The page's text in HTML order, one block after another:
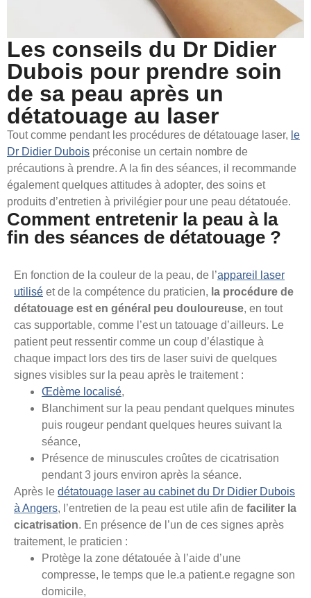
Les conseils du Dr Didier
Dubois pour prendre soin
de sa peau après un
détatouage au laser
Tout comme pendant les procédures de détatouage laser, le
Dr Didier Dubois préconise un certain nombre de
précautions à prendre. A la fin des séances, il recommande
également quelques attitudes à adopter, des soins et
produits d’entretien à privilégier pour une peau détatouée.
Comment entretenir la peau à la
fin des séances de détatouage ?
En fonction de la couleur de la peau, de l’appareil laser
utilisé et de la compétence du praticien, la procédure de
détatouage est en général peu douloureuse, en tout
cas supportable, comme l’est un tatouage d’ailleurs. Le
patient peut ressentir comme un coup d’élastique à
chaque impact lors des tirs de laser suivi de quelques
signes visibles sur la peau après le traitement :
Œdème localisé,
Blanchiment sur la peau pendant quelques minutes
puis rougeur pendant quelques heures suivant la
séance,
Présence de minuscules croûtes de cicatrisation
pendant 3 jours environ après la séance.
Après le détatouage laser au cabinet du Dr Didier Dubois
à Angers, l’entretien de la peau est utile afin de faciliter la
cicatrisation. En présence de l’un de ces signes après
traitement, le praticien :
Protège la zone détatouée à l’aide d’une
compresse, le temps que le.a patient.e regagne son
domicile,